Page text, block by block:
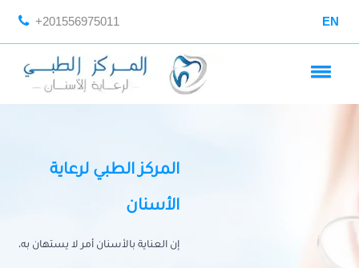
+201556975011 EN
المركز الطبي لرعاية
الأسنان
إن العناية بالأسنان أمر لا يستهان به،